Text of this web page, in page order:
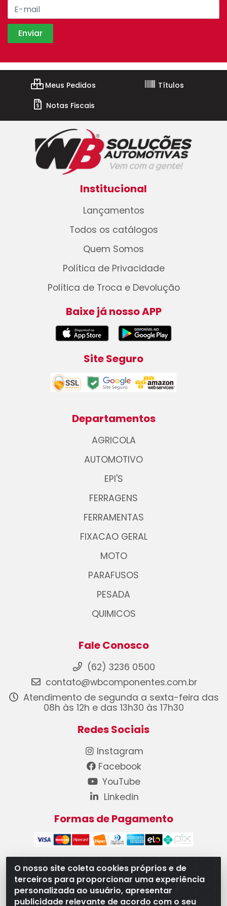
O nosso site coleta cookies próprios e de
terceiros para proporcionar uma experiência
personalizada ao usuário, apresentar
publicidade relevante de acordo com o seu
Meus Pedidos
Títulos
Notas Fiscais
Institucional
Lançamentos
Todos os catálogos
Quem Somos
Política de Privacidade
Política de Troca e Devolução
Baixe já nosso APP
Site Seguro
Departamentos
AGRICOLA
AUTOMOTIVO
EPI'S
FERRAGENS
FERRAMENTAS
FIXACAO GERAL
MOTO
PARAFUSOS
PESADA
QUIMICOS
Fale Conosco
(62) 3236 0500
contato@wbcomponentes.com.br
Atendimento de segunda a sexta-feira das
08h às 12h e das 13h30 às 17h30
Redes Sociais
Instagram
Facebook
YouTube
Linkedin
Formas de Pagamento
WB Componentes Automotivos LTDA - CNPJ
08.528.393/0001-12 - Rua do Níquel, 667 - Parque
Oeste Industrial, Goiânia/GO - CEP 74375-660